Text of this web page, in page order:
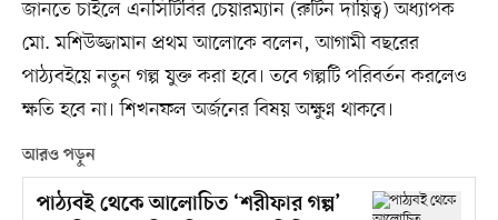
জানতে চাইলে এনসিটিবির চেয়ারম্যান (রুটিন দায়িত্ব) অধ্যাপক
মো. মশিউজ্জামান প্রথম আলোকে বলেন, আগামী বছরের
পাঠ্যবইয়ে নতুন গল্প যুক্ত করা হবে। তবে গল্পটি পরিবর্তন করলেও
ক্ষতি হবে না। শিখনফল অর্জনের বিষয় অক্ষুণ্ন থাকবে।
আরও পড়ুন
পাঠ্যবই থেকে আলোচিত ‘শরীফার গল্প’